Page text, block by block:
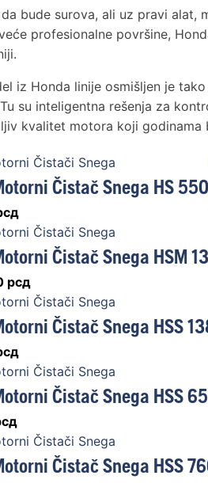
bude surova, ali uz pravi alat,
profesionalne površine,
iz Honda linije osmišljen je
su inteligentna rešenja za
kvalitet motora koji godinama
Čistači Snega
Čistač Snega HS 550
Čistači Snega
Čistač Snega HSM
рсд
Čistači Snega
Čistač Snega HSS
Čistači Snega
Čistač Snega HSS
Čistači Snega
Čistač Snega HSS